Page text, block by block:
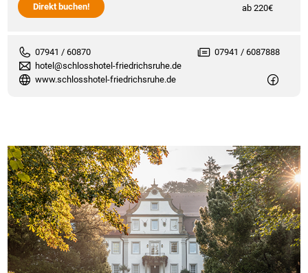
Direkt buchen! ab 220€
07941 / 60870
07941 / 6087888
hotel@schlosshotel-friedrichsruhe.de
www.schlosshotel-friedrichsruhe.de